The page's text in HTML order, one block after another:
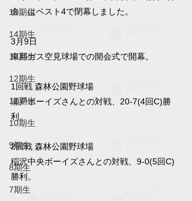
15期生
14期生
13期生
12期生
11期生
10期生
9期生
8期生
7期生
会」はベスト4で閉幕しました。
3月9日
東邦ガス空見球場での開会式で開幕。
1回戦 森林公園野球場
瀬戸ボーイズさんとの対戦、20-7(4回C)勝
利。
2回戦 森林公園野球場
稲沢中央ボーイズさんとの対戦、9-0(5回C)
勝利。